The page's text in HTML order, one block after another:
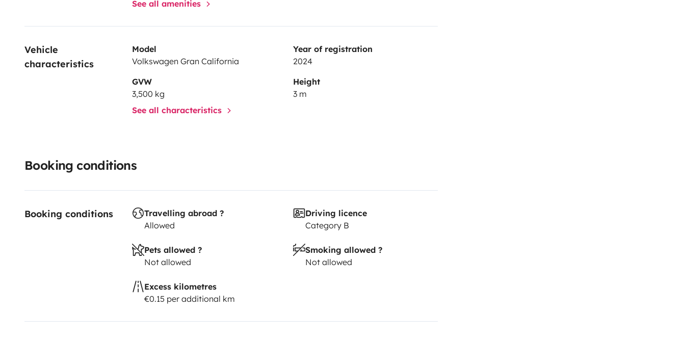
See all amenities
Vehicle
characteristics
Model
Volkswagen Gran California
Year of registration
2024
GVW
3,500 kg
Height
3 m
See all characteristics
Booking conditions
Booking conditions
Travelling abroad ?
Allowed
Driving licence
Category B
Pets allowed ?
Not allowed
Smoking allowed ?
Not allowed
Excess kilometres
€0.15 per additional km